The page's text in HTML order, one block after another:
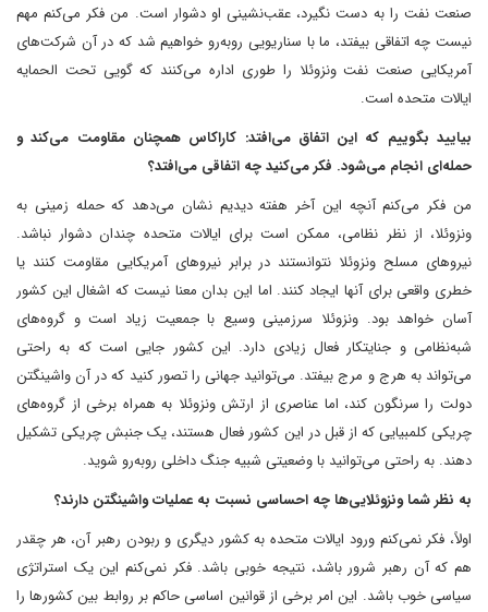
صنعت نفت را به دست نگیرد، عقب‌نشینی او دشوار است. من فکر می‌کنم مهم
نیست چه اتفاقی بیفتد، ما با سناریویی روبه‌رو خواهیم شد که در آن شرکت‌های
آمریکایی صنعت نفت ونزوئلا را طوری اداره می‌کنند که گویی تحت الحمایه
ایالات متحده است.
بیایید بگوییم که این اتفاق می‌افتد: کاراکاس همچنان مقاومت می‌کند و
حمله‌ای انجام می‌شود. فکر می‌کنید چه اتفاقی می‌افتد؟
من فکر می‌کنم آنچه این آخر هفته دیدیم نشان می‌دهد که حمله زمینی به
ونزوئلا، از نظر نظامی، ممکن است برای ایالات متحده چندان دشوار نباشد.
نیروهای مسلح ونزوئلا نتوانستند در برابر نیروهای آمریکایی مقاومت کنند یا
خطری واقعی برای آنها ایجاد کنند. اما این بدان معنا نیست که اشغال این کشور
آسان خواهد بود. ونزوئلا سرزمینی وسیع با جمعیت زیاد است و گروه‌های
شبه‌نظامی و جنایتکار فعال زیادی دارد. این کشور جایی است که به راحتی
می‌تواند به هرج و مرج بیفتد. می‌توانید جهانی را تصور کنید که در آن واشینگتن
دولت را سرنگون کند، اما عناصری از ارتش ونزوئلا به همراه برخی از گروه‌های
چریکی کلمبیایی که از قبل در این کشور فعال هستند، یک جنبش چریکی تشکیل
دهند. به راحتی می‌توانید با وضعیتی شبیه جنگ داخلی روبه‌رو شوید.
به نظر شما ونزوئلایی‌ها چه احساسی نسبت به عملیات واشینگتن دارند؟
اولاً، فکر نمی‌کنم ورود ایالات متحده به کشور دیگری و ربودن رهبر آن، هر چقدر
هم که آن رهبر شرور باشد، نتیجه خوبی باشد. فکر نمی‌کنم این یک استراتژی
سیاسی خوب باشد. این امر برخی از قوانین اساسی حاکم بر روابط بین کشورها را